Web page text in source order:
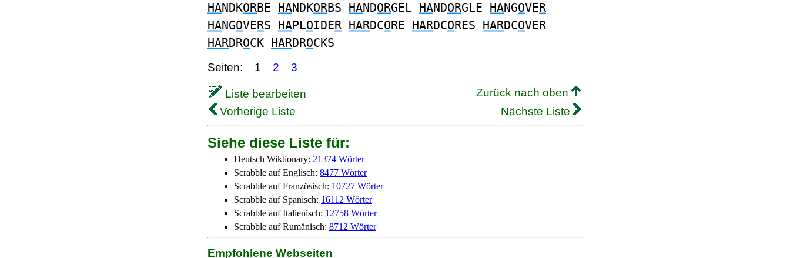
HANDKORBE HANDKORBS HANDORGEL HANDORGLE HANGOVER
HANGOVERS HAPLOIDER HARDCORE HARDCORES HARDCOVER
HARDROCK HARDROCKS
Seiten: 1 2 3
Liste bearbeiten
Zurück nach oben
Vorherige Liste
Nächste Liste
Siehe diese Liste für:
Deutsch Wiktionary: 21374 Wörter
Scrabble auf Englisch: 8477 Wörter
Scrabble auf Französisch: 10727 Wörter
Scrabble auf Spanisch: 16112 Wörter
Scrabble auf Italienisch: 12758 Wörter
Scrabble auf Rumänisch: 8712 Wörter
Empfohlene Webseiten